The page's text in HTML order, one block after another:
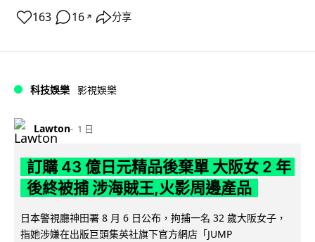
163 16 ↗ 分享
科技娛樂 影視娛樂
Lawton 1 日
訂購 43 億日元精品後棄單 大阪女 2 年
後終被捕 涉海賊王,火影周邊產品
日本警視廳神田署 8 月 6 日公布，拘捕一名 32 歲大阪女子，
指她涉嫌在出版巨頭集英社旗下官方網店「JUMP